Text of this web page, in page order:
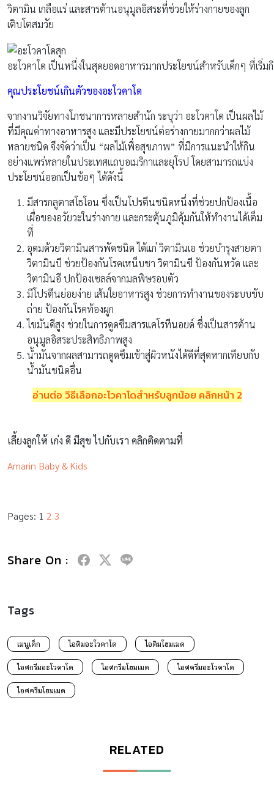
วิตามิน เกลือแร่ และสารต้านอนุมูลอิสระที่ช่วยให้ร่างกายของลูก
เติบโตสมวัย
อะโวคาโด เป็นหนึ่งในสุดยอดอาหารมากประโยชน์สำหรับเด็กๆ ที่เริ่ม
คุณประโยชน์เกินตัวของอะโวคาโด
จากงานวิจัยทางโภชนาการหลายสำนัก ระบุว่า อะโวคาโด เป็นผลไม้
ที่มีคุณค่าทางอาหารสูง และมีประโยชน์ต่อร่างกายมากกว่าผลไม้
หลายชนิด จึงจัดว่าเป็น “ผลไม้เพื่อสุขภาพ” ที่มีการแนะนำให้กิน
อย่างแพร่หลายในประเทศแถบอเมริกาและยุโรป โดยสามารถแบ่ง
ประโยชน์ออกเป็นข้อๆ ได้ดังนี้
มีสารกลูตาสโธโอน ซึ่งเป็นโปรตีนชนิดหนึ่งที่ช่วยปกป้องเนื้อ
เผื่อของอวัยวะในร่างกาย และกระตุ้นภูมิคุ้มกันให้ทำงานได้เต็ม
ที่
อุดมด้วยวิตามินสารพัดชนิด ได้แก่ วิตามินเอ ช่วยบำรุงสายตา
วิตามินบี ช่วยป้องกันโรคเหน็บชา วิตามินซี ป้องกันหวัด และ
วิตามินอี ปกป้องเซลล์จากมลพิษรอบตัว
มีโปรตีนย่อยง่าย เส้นใยอาหารสูง ช่วยการทำงานของระบบขับ
ถ่าย ป้องกันโรคท้องผูก
ไขมันดีสูง ช่วยในการดูดซึมสารแคโรทีนอยด์ ซึ่งเป็นสารต้าน
อนุมูลอิสระประสิทธิภาพสูง
น้ำมันจากผลสามารถดูดซึมเข้าสู่ผิวหนังได้ดีที่สุดหากเทียบกับ
น้ำมันชนิดอื่น
อ่านต่อ วิธีเลือกอะโวคาโดสำหรับลูกน้อย คลิกหน้า 2
เลี้ยงลูกให้ เก่ง ดี มีสุข ไปกับเรา คลิกติดตามที่
Amarin Baby & Kids
Pages: 1 2 3
Share On :
Tags
เมนูเด็ก ไอติมอะโวคาโด ไอติมโฮมเมด
ไอศกรีมอะโวคาโด ไอศกรีมโฮมเมด ไอศครีมอะโวคาโด
ไอศครีมโฮมเมด
RELATED